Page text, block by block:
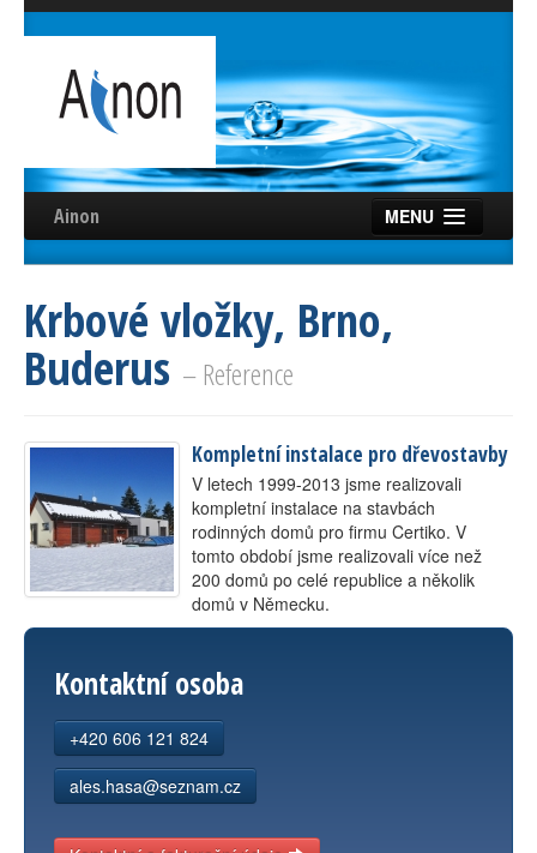
Ainon MENU
Úvod
Služby
Reference
Certifikáty
Partneři
Krbové vložky, Brno,
Buderus – Reference
Kompletní instalace pro dřevostavby
V letech 1999-2013 jsme realizovali
kompletní instalace na stavbách
rodinných domů pro firmu Certiko. V
tomto období jsme realizovali více než
200 domů po celé republice a několik
domů v Německu.
Kontaktní osoba
+420 606 121 824
ales.hasa@seznam.cz